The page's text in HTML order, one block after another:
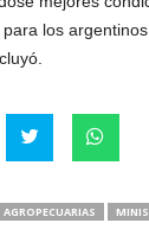
los